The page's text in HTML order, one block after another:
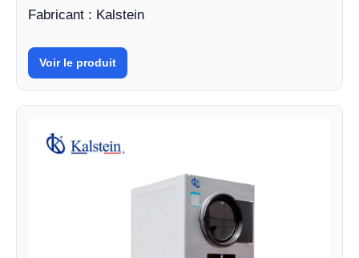
Fabricant : Kalstein
Voir le produit